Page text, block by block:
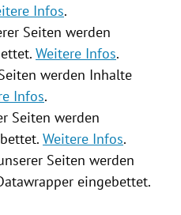
Infos.
Seiten werden
Weitere Infos.
werden Inhalte
Infos.
Seiten werden
Weitere Infos.
Seiten werden
eingebettet.